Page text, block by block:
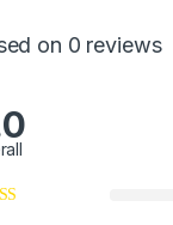
on 0 reviews